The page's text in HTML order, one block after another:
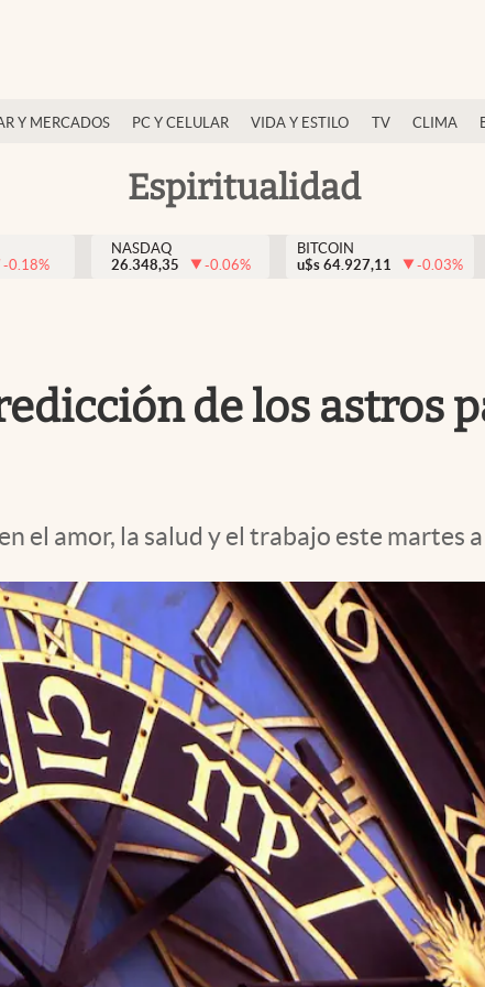
Y MERCADOS PC Y CELULAR VIDA Y ESTILO TV CLIMA
Espiritualidad
-0.18%
NASDAQ
26.348,35
-0.06%
BITCOIN
u$s 64.927,11 -0.03%
de los astros
el amor, la salud y el trabajo este martes